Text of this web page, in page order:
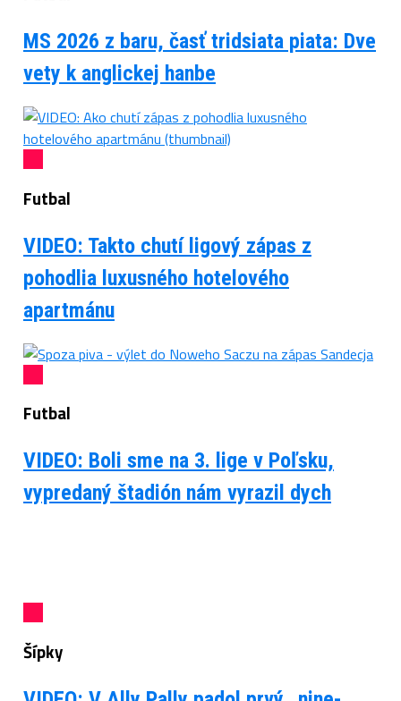
MS 2026 z baru, časť tridsiata piata: Dve
vety k anglickej hanbe
Futbal
VIDEO: Takto chutí ligový zápas z
pohodlia luxusného hotelového
apartmánu
Futbal
VIDEO: Boli sme na 3. lige v Poľsku,
vypredaný štadión nám vyrazil dych
Šípky